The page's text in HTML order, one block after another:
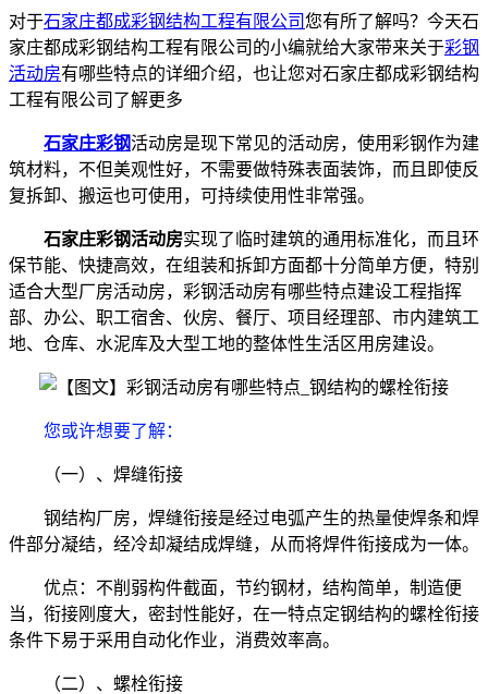
对于石家庄都成彩钢结构工程有限公司您有所了解吗？今天石
家庄都成彩钢结构工程有限公司的小编就给大家带来关于彩钢
活动房有哪些特点的详细介绍，也让您对石家庄都成彩钢结构
工程有限公司了解更多
石家庄彩钢活动房是现下常见的活动房，使用彩钢作为建
筑材料，不但美观性好，不需要做特殊表面装饰，而且即使反
复拆卸、搬运也可使用，可持续使用性非常强。
石家庄彩钢活动房实现了临时建筑的通用标准化，而且环
保节能、快捷高效，在组装和拆卸方面都十分简单方便，特别
适合大型厂房活动房，彩钢活动房有哪些特点建设工程指挥
部、办公、职工宿舍、伙房、餐厅、项目经理部、市内建筑工
地、仓库、水泥库及大型工地的整体性生活区用房建设。
您或许想要了解：
（一）、焊缝衔接
钢结构厂房，焊缝衔接是经过电弧产生的热量使焊条和焊
件部分凝结，经冷却凝结成焊缝，从而将焊件衔接成为一体。
优点：不削弱构件截面，节约钢材，结构简单，制造便
当，衔接刚度大，密封性能好，在一特点定钢结构的螺栓衔接
条件下易于采用自动化作业，消费效率高。
（二）、螺栓衔接